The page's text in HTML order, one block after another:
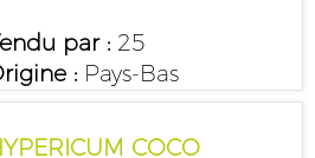
par :25
:Pays-Bas
COCO